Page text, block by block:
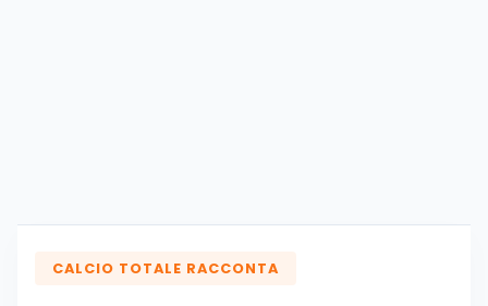
CALCIO TOTALE RACCONTA